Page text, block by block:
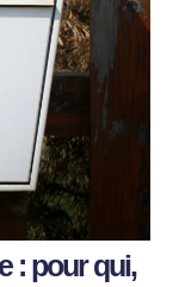
: pour qui,